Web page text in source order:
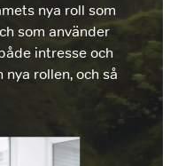
säljchefer
nästa nivå.
under en
nya roll som
som använder
intresse och
rollen, och så